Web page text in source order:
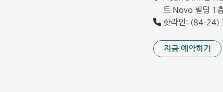
트 Novo 빌딩 1
핫라인: (84-
지금 예약하기